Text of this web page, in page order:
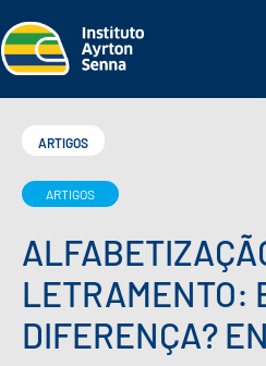
QUEM SOMOS
O QUE DEFENDEMOS
ARTIGOS
ARTIGOS
LETRAMENTO:
DIFERENÇA?